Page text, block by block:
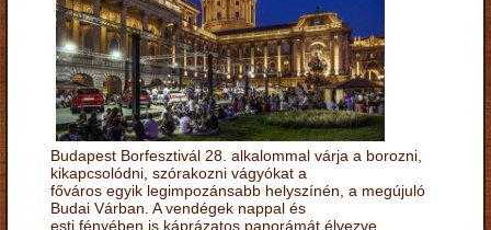
Budapest Borfesztivál 28. alkalommal várja a borozni,
kikapcsolódni, szórakozni vágyókat a
főváros egyik legimpozánsabb helyszínén, a megújuló
Budai Várban. A vendégek nappal és
esti fényében is káprázatos panorámát élvezve